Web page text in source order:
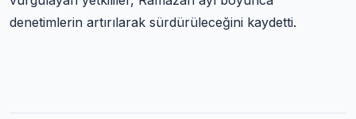
denetimlerin artırılarak sürdürüleceğini kaydetti.